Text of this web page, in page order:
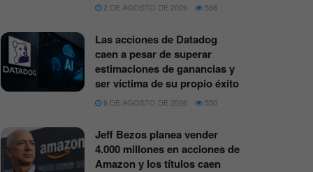
2 DE AGOSTO DE 2026 588
Las acciones de Datadog
caen a pesar de superar
estimaciones de ganancias y
ser víctima de su propio éxito
6 DE AGOSTO DE 2026 550
Jeff Bezos planea vender
4.000 millones en acciones de
Amazon y los títulos caen